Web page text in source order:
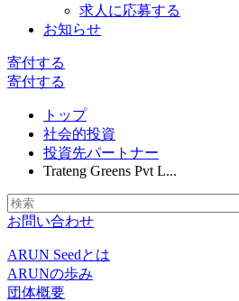
求人に応募する
お知らせ
寄付する
寄付する
トップ
社会的投資
投資先パートナー
Trateng Greens Pvt L...
お問い合わせ
ARUN Seedとは
ARUNの歩み
団体概要